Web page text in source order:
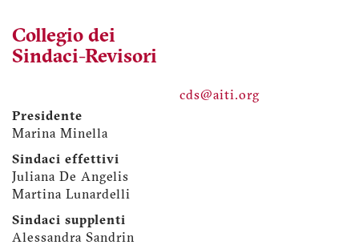
Collegio dei
Sindaci-Revisori
Presidente
Marina Minella
Sindaci effettivi
Juliana De Angelis
Martina Lunardelli
Sindaci supplenti
Alessandra Sandrin
cds@aiti.org